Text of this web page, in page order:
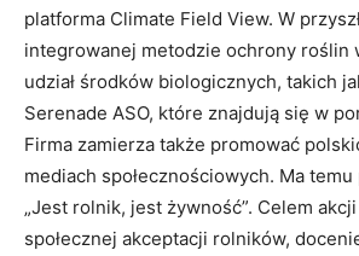
platforma Climate Field View. W
integrowanej metodzie ochrony roślin
udział środków biologicznych, takich
Serenade ASO, które znajdują się w
Firma zamierza także promować
mediach społecznościowych. Ma temu
„Jest rolnik, jest żywność”. Celem
społecznej akceptacji rolników,